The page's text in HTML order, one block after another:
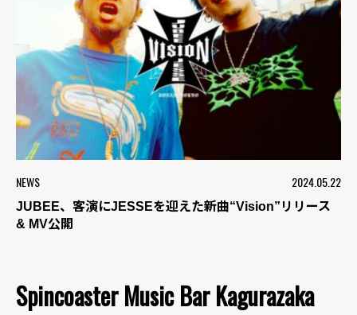
NEWS 2024.05.22
JUBEE、客演にJESSEを迎えた新曲“Vision”リリース
& MV公開
Spincoaster Music Bar Kagurazaka